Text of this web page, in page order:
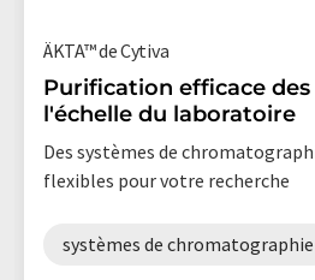
ÄKTA™ de Cytiva
Purification efficace
l'échelle du laboratoire
Des systèmes de
flexibles pour votre recherche
systèmes de chromatographie